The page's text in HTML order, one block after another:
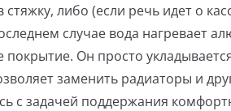
либо (если речь идет о
случае вода нагревает
покрытие. Он просто
заменить радиаторы и
с задачей поддержания